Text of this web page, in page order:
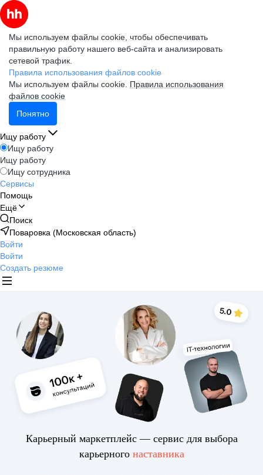
Мы используем файлы cookie, чтобы обеспечивать
правильную работу нашего веб-сайта и анализировать
сетевой трафик.
Правила использования файлов cookie
Мы используем файлы cookie. Правила использования
файлов cookie
Понятно
Ищу работу
Ищу работу
Ищу работу
Ищу сотрудника
Сервисы
Помощь
Ещё
Поиск
Поваровка (Московская область)
Войти
Войти
Создать резюме
Карьерный маркетплейс — сервис для выбора
карьерного наставника